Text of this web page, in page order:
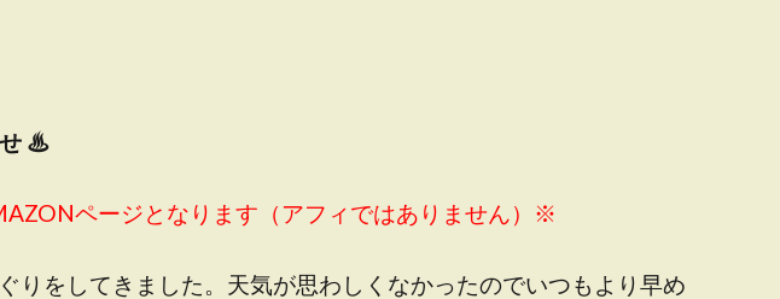
せ ♨
ページとなります（アフィではありません）※
りをしてきました。天気が思わしくなかったのでいつもより早め